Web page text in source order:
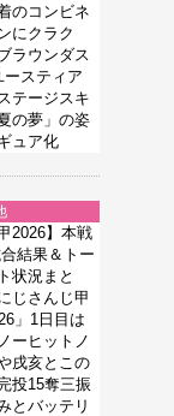
のコンビネ
にクラク
ラウンダス
ースティア
テージスキ
の夢」の姿
ュア化
2026】本戦
結果＆トー
状況まと
じさんじ甲
」1日目は
ーヒットノ
戌亥とこの
投15奪三振
とバッテリ